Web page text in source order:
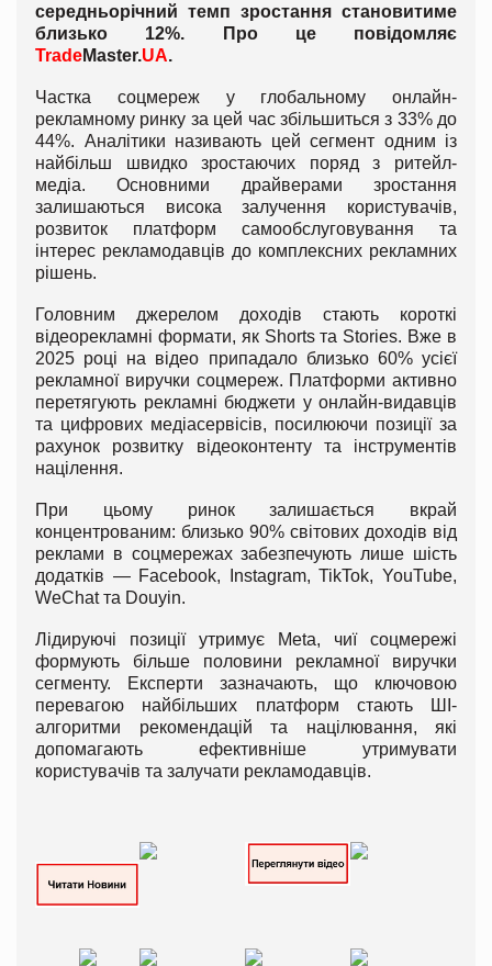
середньорічний темп зростання становитиме
близько 12%. Про це повідомляє
TradeMaster.UA.
Частка соцмереж у глобальному онлайн-
рекламному ринку за цей час збільшиться з 33% до
44%. Аналітики називають цей сегмент одним із
найбільш швидко зростаючих поряд з ритейл-
медіа. Основними драйверами зростання
залишаються висока залучення користувачів,
розвиток платформ самообслуговування та
інтерес рекламодавців до комплексних рекламних
рішень.
Головним джерелом доходів стають короткі
відеорекламні формати, як Shorts та Stories. Вже в
2025 році на відео припадало близько 60% усієї
рекламної виручки соцмереж. Платформи активно
перетягують рекламні бюджети у онлайн-видавців
та цифрових медіасервісів, посилюючи позиції за
рахунок розвитку відеоконтенту та інструментів
націлення.
При цьому ринок залишається вкрай
концентрованим: близько 90% світових доходів від
реклами в соцмережах забезпечують лише шість
додатків — Facebook, Instagram, TikTok, YouTube,
WeChat та Douyin.
Лідируючі позиції утримує Meta, чиї соцмережі
формують більше половини рекламної виручки
сегменту. Експерти зазначають, що ключовою
перевагою найбільших платформ стають ШІ-
алгоритми рекомендацій та націлювання, які
допомагають ефективніше утримувати
користувачів та залучати рекламодавців.